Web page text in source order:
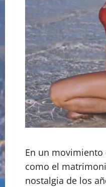
En un
como el
nostalgia de los